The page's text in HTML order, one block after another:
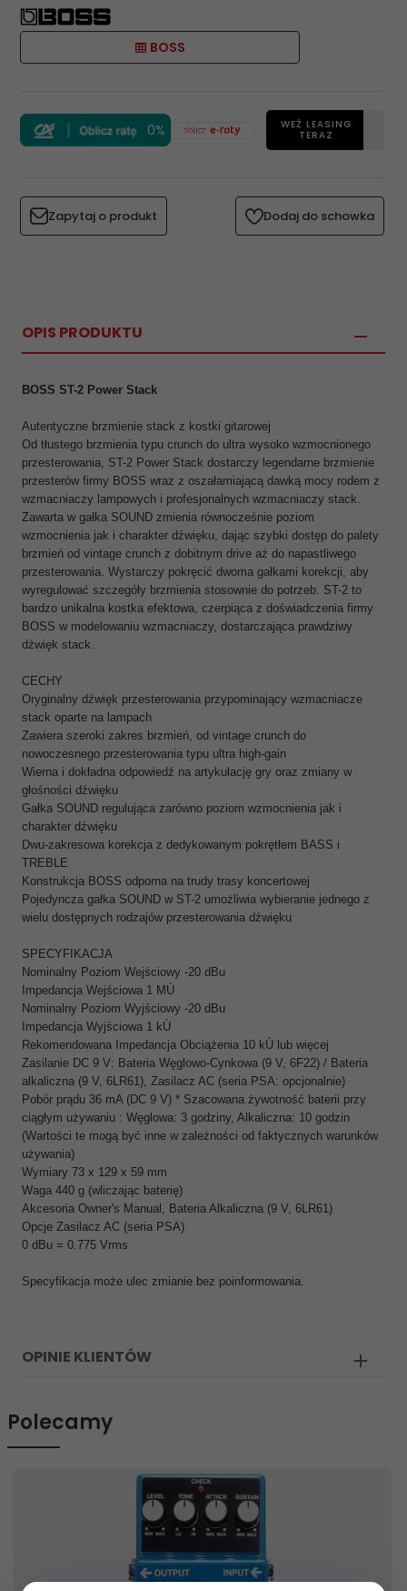
BOSS
0%
WEŹ LEASING
TERAZ
Zapytaj o produkt Dodaj do schowka
OPIS PRODUKTU
BOSS ST-2 Power Stack
Autentyczne brzmienie stack z kostki gitarowej
Od tłustego brzmienia typu crunch do ultra wysoko wzmocnionego
przesterowania, ST-2 Power Stack dostarczy legendarne brzmienie
przesterów firmy BOSS wraz z oszałamiającą dawką mocy rodem z
wzmacniaczy lampowych i profesjonalnych wzmacniaczy stack.
Zawarta w gałka SOUND zmienia równocześnie poziom
wzmocnienia jak i charakter dźwięku, dając szybki dostęp do palety
brzmień od vintage crunch z dobitnym drive aż do napastliwego
przesterowania. Wystarczy pokręcić dwoma gałkami korekcji, aby
wyregulować szczegóły brzmienia stosownie do potrzeb. ST-2 to
bardzo unikalna kostka efektowa, czerpiąca z doświadczenia firmy
BOSS w modelowaniu wzmacniaczy, dostarczająca prawdziwy
dźwięk stack.
CECHY
Oryginalny dźwięk przesterowania przypominający wzmacniacze
stack oparte na lampach
Zawiera szeroki zakres brzmień, od vintage crunch do
nowoczesnego przesterowania typu ultra high-gain
Wierna i dokładna odpowiedź na artykulację gry oraz zmiany w
głośności dźwięku
Gałka SOUND regulująca zarówno poziom wzmocnienia jak i
charakter dźwięku
Dwu-zakresowa korekcja z dedykowanym pokrętłem BASS i
TREBLE
Konstrukcja BOSS odporna na trudy trasy koncertowej
Pojedyncza gałka SOUND w ST-2 umożliwia wybieranie jednego z
wielu dostępnych rodzajów przesterowania dźwięku
SPECYFIKACJA
Nominalny Poziom Wejściowy -20 dBu
Impedancja Wejściowa 1 MÙ
Nominalny Poziom Wyjściowy -20 dBu
Impedancja Wyjściowa 1 kÙ
Rekomendowana Impedancja Obciążenia 10 kÙ lub więcej
Zasilanie DC 9 V: Bateria Węglowo-Cynkowa (9 V, 6F22) / Bateria
alkaliczna (9 V, 6LR61), Zasilacz AC (seria PSA: opcjonalnie)
Pobór prądu 36 mA (DC 9 V) * Szacowana żywotność baterii przy
ciągłym używaniu : Węglowa: 3 godziny, Alkaliczna: 10 godzin
(Wartości te mogą być inne w zależności od faktycznych warunków
używania)
Wymiary 73 x 129 x 59 mm
Waga 440 g (wliczając baterię)
Akcesoria Owner's Manual, Bateria Alkaliczna (9 V, 6LR61)
Opcje Zasilacz AC (seria PSA)
0 dBu = 0.775 Vrms
Specyfikacja może ulec zmianie bez poinformowania.
OPINIE KLIENTÓW
Polecamy